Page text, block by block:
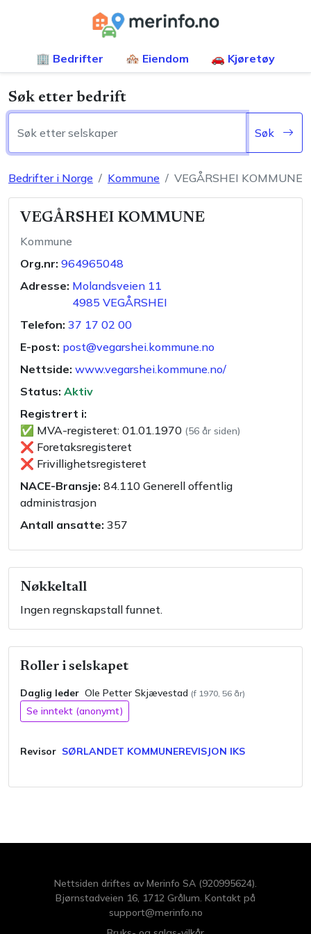
🏢 Bedrifter 🏘️ Eiendom 🚗 Kjøretøy
Søk etter bedrift
Søk
Bedrifter i Norge Kommune VEGÅRSHEI KOMMUNE
VEGÅRSHEI KOMMUNE
Kommune
Org.nr: 964965048
Adresse: Molandsveien 11
4985 VEGÅRSHEI
Telefon: 37 17 02 00
E-post: post@vegarshei.kommune.no
Nettside: www.vegarshei.kommune.no/
Status: Aktiv
Registrert i:
✅ MVA-registeret: 01.01.1970 (56 år siden)
❌ Foretaksregisteret
❌ Frivillighetsregisteret
NACE-Bransje: 84.110 Generell offentlig
administrasjon
Antall ansatte: 357
Nøkkeltall
Ingen regnskapstall funnet.
Roller i selskapet
Daglig leder Ole Petter Skjævestad (f 1970, 56 år)
Se inntekt (anonymt)
Revisor SØRLANDET KOMMUNEREVISJON IKS
Nettsiden driftes av Merinfo SA (920995624).
Bjørnstadveien 16, 1712 Grålum. Kontakt på
support@merinfo.no